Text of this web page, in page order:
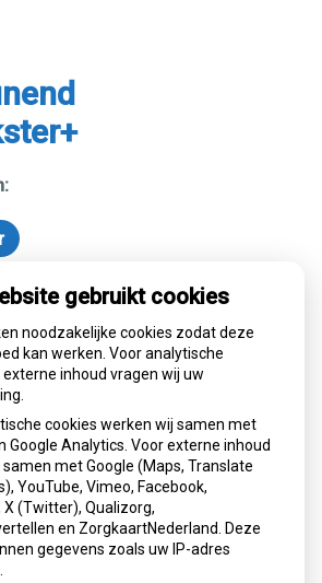
gebruikt cookies
noodzakelijke cookies zodat deze
kan werken. Voor analytische
externe inhoud vragen wij uw
cookies werken wij samen met
Google Analytics. Voor externe inhoud
met Google (Maps, Translate
YouTube, Vimeo, Facebook,
X (Twitter), Qualizorg,
en ZorgkaartNederland. Deze
gegevens zoals uw IP-adres